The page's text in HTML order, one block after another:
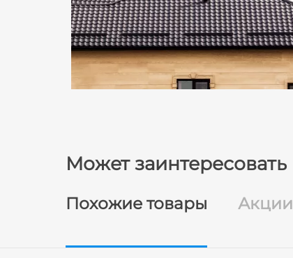
Может заинтересовать
Похожие товары Акции